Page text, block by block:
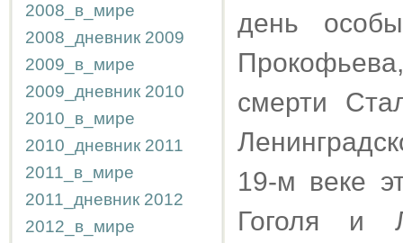
2008_в_мире
2008_дневник 2009
2009_в_мире
2009_дневник 2010
2010_в_мире
2010_дневник 2011
2011_в_мире
2011_дневник 2012
2012_в_мире
день
смерти
19-м веке
Гоголя и